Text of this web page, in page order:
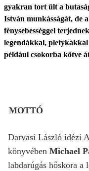
gyakran tort ült a
István munkásságát, de
fénysebességgel
legendákkal, pletykákkal
például csokorba kötve
Darvasi László idézi
könyvében Michael
labdarúgás hőskora a
MOTTÓ